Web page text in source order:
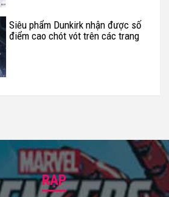
Siêu phẩm Dunkirk nhận được số
điểm cao chót vót trên các trang
RẠP